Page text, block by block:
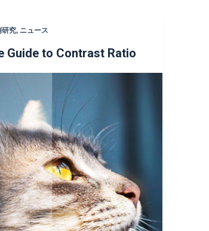
研究, ニュース
Guide to Contrast Ratio